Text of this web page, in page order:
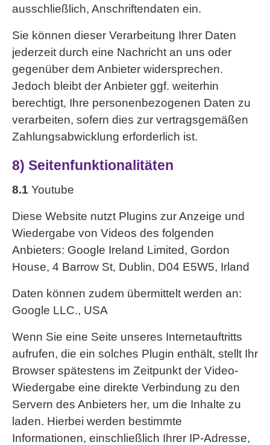
ausschließlich, Anschriftendaten ein.
Sie können dieser Verarbeitung Ihrer Daten
jederzeit durch eine Nachricht an uns oder
gegenüber dem Anbieter widersprechen.
Jedoch bleibt der Anbieter ggf. weiterhin
berechtigt, Ihre personenbezogenen Daten zu
verarbeiten, sofern dies zur vertragsgemäßen
Zahlungsabwicklung erforderlich ist.
8) Seitenfunktionalitäten
8.1 Youtube
Diese Website nutzt Plugins zur Anzeige und
Wiedergabe von Videos des folgenden
Anbieters: Google Ireland Limited, Gordon
House, 4 Barrow St, Dublin, D04 E5W5, Irland
Daten können zudem übermittelt werden an:
Google LLC., USA
Wenn Sie eine Seite unseres Internetauftritts
aufrufen, die ein solches Plugin enthält, stellt Ihr
Browser spätestens im Zeitpunkt der Video-
Wiedergabe eine direkte Verbindung zu den
Servern des Anbieters her, um die Inhalte zu
laden. Hierbei werden bestimmte
Informationen, einschließlich Ihrer IP-Adresse,